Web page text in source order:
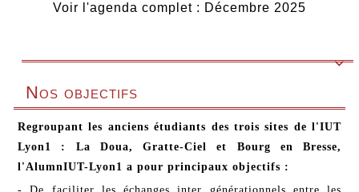
Voir l'agenda complet : Décembre 2025

Nos objectifs
Regroupant les anciens étudiants des trois sites de l'IUT
Lyon1 : La Doua, Gratte-Ciel et Bourg en Bresse,
l'AlumnIUT-Lyon1 a pour principaux objectifs :